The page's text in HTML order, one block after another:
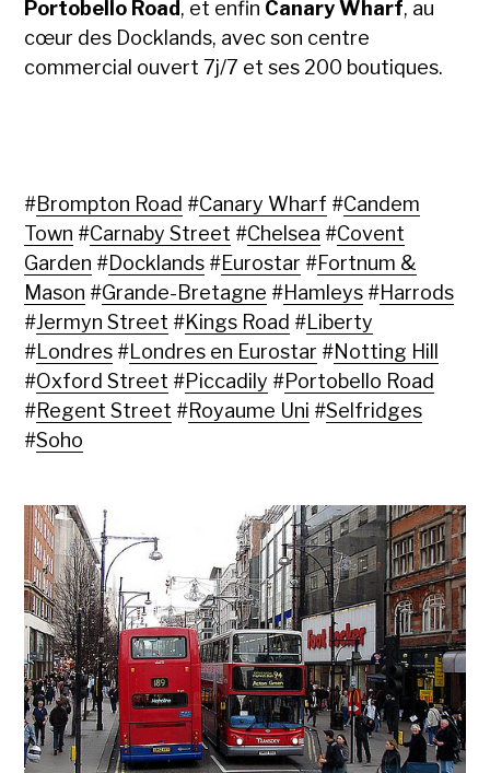
Portobello Road, et enfin Canary Wharf, au
cœur des Docklands, avec son centre
commercial ouvert 7j/7 et ses 200 boutiques.
#Brompton Road #Canary Wharf #Candem
Town #Carnaby Street #Chelsea #Covent
Garden #Docklands #Eurostar #Fortnum &
Mason #Grande-Bretagne #Hamleys #Harrods
#Jermyn Street #Kings Road #Liberty
#Londres #Londres en Eurostar #Notting Hill
#Oxford Street #Piccadily #Portobello Road
#Regent Street #Royaume Uni #Selfridges
#Soho